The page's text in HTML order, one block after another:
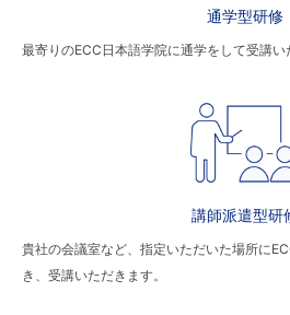
通学型研修
最寄りのECC日本語学院に通学をして受講い
講師派遣型研
貴社の会議室など、指定いただいた場所に
き、受講いただきます。